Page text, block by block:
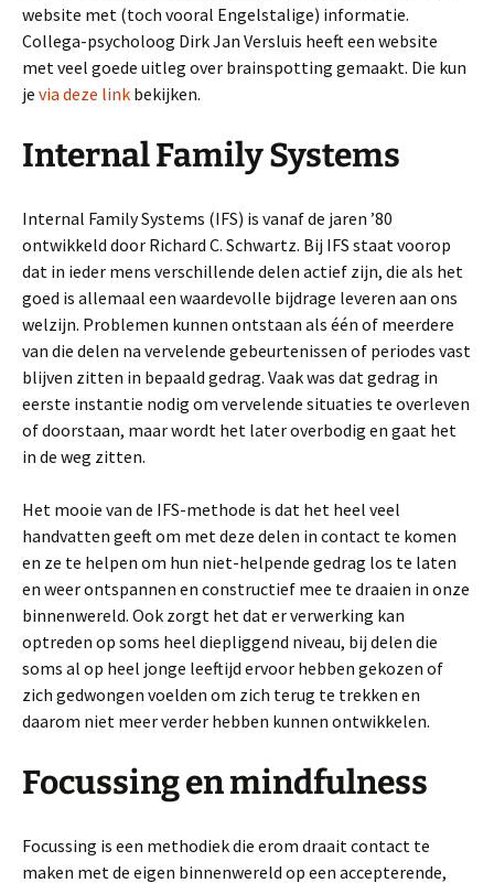
website met (toch vooral Engelstalige) informatie.
Collega-psycholoog Dirk Jan Versluis heeft een website
met veel goede uitleg over brainspotting gemaakt. Die kun
je via deze link bekijken.
Internal Family Systems
Internal Family Systems (IFS) is vanaf de jaren ’80
ontwikkeld door Richard C. Schwartz. Bij IFS staat voorop
dat in ieder mens verschillende delen actief zijn, die als het
goed is allemaal een waardevolle bijdrage leveren aan ons
welzijn. Problemen kunnen ontstaan als één of meerdere
van die delen na vervelende gebeurtenissen of periodes vast
blijven zitten in bepaald gedrag. Vaak was dat gedrag in
eerste instantie nodig om vervelende situaties te overleven
of doorstaan, maar wordt het later overbodig en gaat het
in de weg zitten.
Het mooie van de IFS-methode is dat het heel veel
handvatten geeft om met deze delen in contact te komen
en ze te helpen om hun niet-helpende gedrag los te laten
en weer ontspannen en constructief mee te draaien in onze
binnenwereld. Ook zorgt het dat er verwerking kan
optreden op soms heel diepliggend niveau, bij delen die
soms al op heel jonge leeftijd ervoor hebben gekozen of
zich gedwongen voelden om zich terug te trekken en
daarom niet meer verder hebben kunnen ontwikkelen.
Focussing en mindfulness
Focussing is een methodiek die erom draait contact te
maken met de eigen binnenwereld op een accepterende,